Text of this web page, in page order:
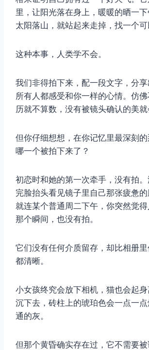
里，让阳光落在身上，暖暖的晒一
太阳落山，就站起来走掉，找一个可
这种本事，人类学不会。
我们非得拍下来，配一段文字，分
所有人都感受和你一样的心情。仿
历就不算数，没有被镜头确认的美就
但你仔细想想，在你记忆里最深刻
哪一个被拍下来了？
初恋时和她的第一次牵手，没有拍
完脸抬头看见镜子里自己那张疲惫的
就连某个普通周二下午，你突然觉
那个瞬间，也没有拍。
它们没有任何介质留存，却比相册
都清晰。
小女孩终究会放下相机，猫也会起
沉下去，砖柱上的琥珀色会一点一
通的灰。
但那个黄昏确实存在过，它不需要被
取消